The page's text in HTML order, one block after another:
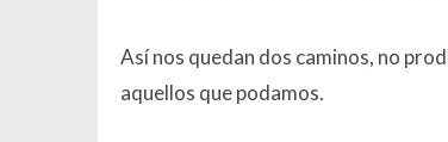
Así nos quedan dos caminos, no
aquellos que podamos.